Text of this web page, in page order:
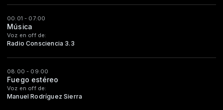
00:01 - 07:00
Música
Voz en off de:
Radio Consciencia 3.3
08:00 - 09:00
Fuego estéreo
Voz en off de:
Manuel Rodríguez Sierra